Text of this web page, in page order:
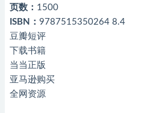
页数： 1500
ISBN： 9787515350264 8.4
豆瓣短评
下载书籍
当当正版
亚马逊购买
全网资源